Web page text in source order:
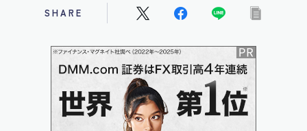
SHARE